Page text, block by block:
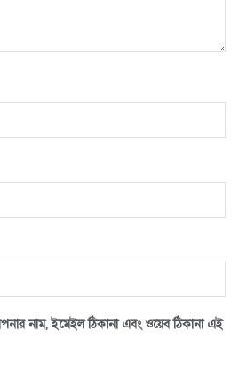
নাম, ইমেইল ঠিকানা এবং ওয়েব ঠিকানা এই